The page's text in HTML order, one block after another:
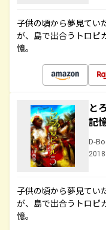
子供の頃から夢見てい
が、島で出合うトロピ
憶。
と
記
D-
子供の頃から夢見てい
が、島で出合うトロピ
憶。